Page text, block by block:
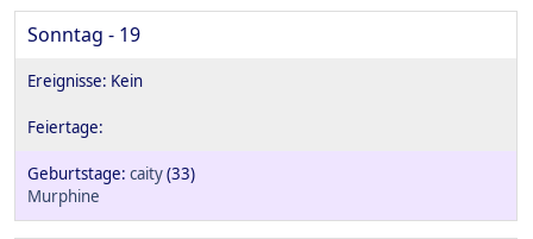
Sonntag - 19
caity(33)
Murphine